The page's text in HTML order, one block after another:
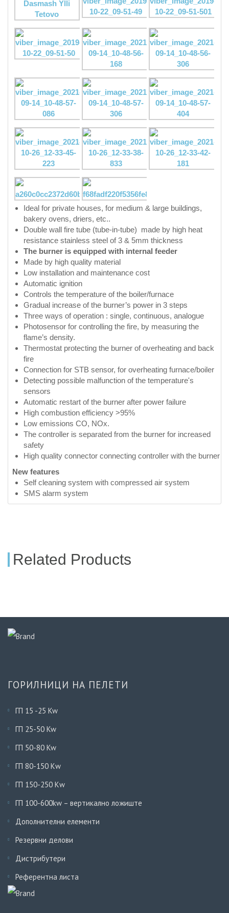
Ideal for private houses, for medium & large buildings,
bakery ovens, driers, etc..
Double wall fire tube (tube-in-tube) made by high heat
resistance stainless steel of 3 & 5mm thickness
The burner is equipped with internal feeder
Made by high quality material
Low installation and maintenance cost
Automatic ignition
Controls the temperature of the boiler/furnace
Gradual increase of the burner’s power in 3 steps
Three ways of operation : single, continuous, analogue
Photosensor for controlling the fire, by measuring the
flame’s density.
Thermostat protecting the burner of overheating and back
fire
Connection for STB sensor, for overheating furnace/boiler
Detecting possible malfunction of the temperature's
sensors
Automatic restart of the burner after power failure
High combustion efficiency >95%
Low emissions CO, NOx.
The controller is separated from the burner for increased
safety
High quality connector connecting controller with the burner
New features
Self cleaning system with compressed air system
SMS alarm system
Related Products
ГОРИЛНИЦИ НА ПЕЛЕТИ
ГП 15 -25 Kw
ГП 25-50 Kw
ГП 50-80 Kw
ГП 80-150 Кw
ГП 150-250 Кw
ГП 100-600kw – вертикално ложиште
Дополнителни елементи
Резервни делови
Дистрибутери
Референтна листа